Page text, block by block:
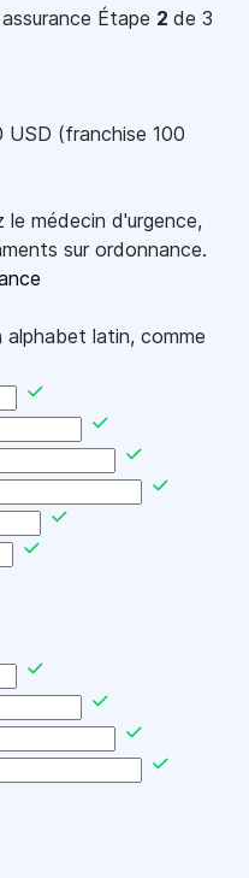
Étape 2 de 3
USD (franchise 100
le médecin d'urgence,
sur ordonnance.
latin, comme